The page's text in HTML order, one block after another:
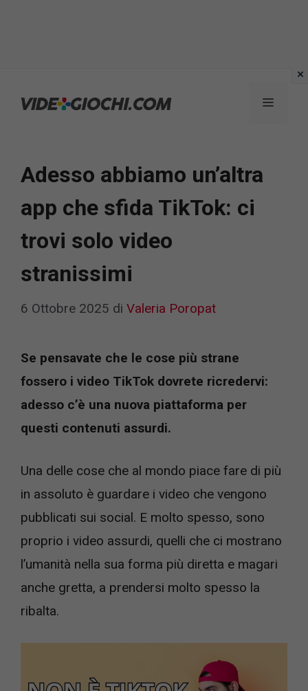
Menu
Adesso abbiamo un’altra
app che sfida TikTok: ci
trovi solo video
stranissimi
6 Ottobre 2025 di Valeria Poropat
Se pensavate che le cose più strane
fossero i video TikTok dovrete ricredervi:
adesso c’è una nuova piattaforma per
questi contenuti assurdi.
Una delle cose che al mondo piace fare di più
in assoluto è guardare i video che vengono
pubblicati sui social. E molto spesso, sono
proprio i video assurdi, quelli che ci mostrano
l’umanità nella sua forma più diretta e magari
anche gretta, a prendersi molto spesso la
ribalta.